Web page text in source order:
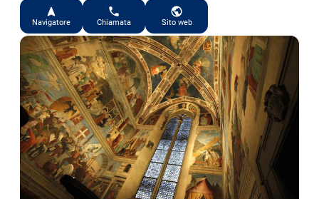
Navigatore Chiamata Sito web